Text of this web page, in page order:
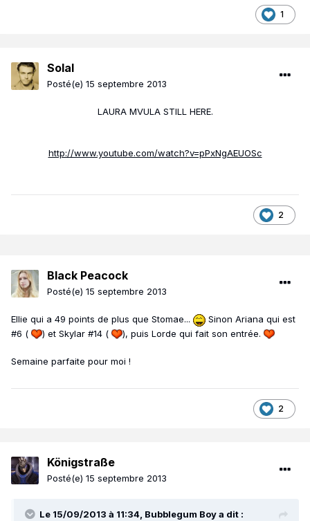
1
Solal
Posté(e) 15 septembre 2013
LAURA MVULA STILL HERE.
http://www.youtube.com/watch?v=pPxNgAEUOSc
2
Black Peacock
Posté(e) 15 septembre 2013
Ellie qui a 49 points de plus que Stomae...
Sinon Ariana qui est
#6 (
) et Skylar #14 ( ), puis Lorde qui fait son entrée.
Semaine parfaite pour moi !
2
Königstraße
Posté(e) 15 septembre 2013
Le 15/09/2013 à 11:34, Bubblegum Boy a dit :